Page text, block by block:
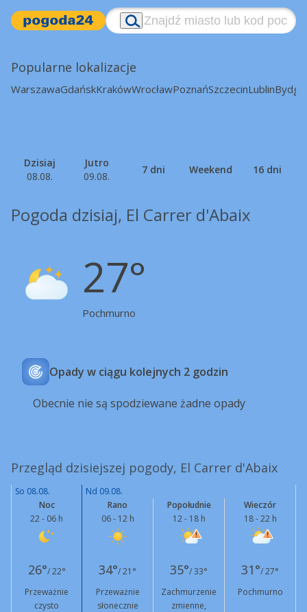
Popularne lokalizacje
WarszawaGdańskKrakówWrocławPoznańSzczecinLublin
Dzisiaj
08.08.
Jutro
09.08.
7 dni Weekend 16 dni
Pogoda dzisiaj, El Carrer d'Abaix
27°
Pochmurno
Opady w ciągu kolejnych 2 godzin
Obecnie nie są spodziewane żadne opady
Przegląd dzisiejszej pogody, El Carrer d'Abaix
So 08.08.
Nd 09.08.
Noc
22 - 06 h
Rano
06 - 12 h
Popołudnie
12 - 18 h
Wieczór
18 - 22 h
26°/ 22° 34°/ 21° 35°/ 33° 31°/ 27°
Przeważnie
czysto
Przeważnie
słonecznie
Zachmurzenie
zmienne,
Pochmurno